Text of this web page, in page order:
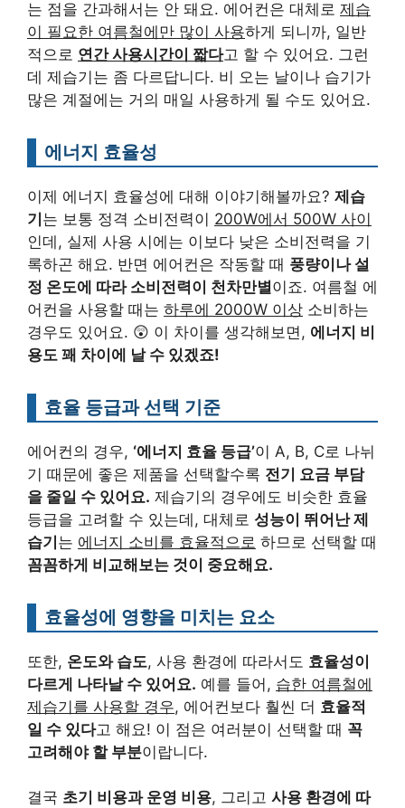
는 점을 간과해서는 안 돼요. 에어컨은 대체로 제습
이 필요한 여름철에만 많이 사용하게 되니까, 일반
적으로 연간 사용시간이 짧다고 할 수 있어요. 그런
데 제습기는 좀 다르답니다. 비 오는 날이나 습기가
많은 계절에는 거의 매일 사용하게 될 수도 있어요.
에너지 효율성
이제 에너지 효율성에 대해 이야기해볼까요? 제습
기는 보통 정격 소비전력이 200W에서 500W 사이
인데, 실제 사용 시에는 이보다 낮은 소비전력을 기
록하곤 해요. 반면 에어컨은 작동할 때 풍량이나 설
정 온도에 따라 소비전력이 천차만별이죠. 여름철 에
어컨을 사용할 때는 하루에 2000W 이상 소비하는
경우도 있어요. 😲 이 차이를 생각해보면, 에너지 비
용도 꽤 차이에 날 수 있겠죠!
효율 등급과 선택 기준
에어컨의 경우, ‘에너지 효율 등급’이 A, B, C로 나뉘
기 때문에 좋은 제품을 선택할수록 전기 요금 부담
을 줄일 수 있어요. 제습기의 경우에도 비슷한 효율
등급을 고려할 수 있는데, 대체로 성능이 뛰어난 제
습기는 에너지 소비를 효율적으로 하므로 선택할 때
꼼꼼하게 비교해보는 것이 중요해요.
효율성에 영향을 미치는 요소
또한, 온도와 습도, 사용 환경에 따라서도 효율성이
다르게 나타날 수 있어요. 예를 들어, 습한 여름철에
제습기를 사용할 경우, 에어컨보다 훨씬 더 효율적
일 수 있다고 해요! 이 점은 여러분이 선택할 때 꼭
고려해야 할 부분이랍니다.
결국 초기 비용과 운영 비용, 그리고 사용 환경에 따